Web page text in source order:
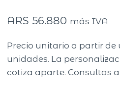
ARS 56.880 más IVA
Precio unitario a partir de
unidades. La
cotiza aparte. Consultas al